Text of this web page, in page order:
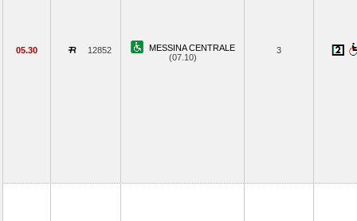
05.30 12852
MESSINA CENTRALE
(07.10)
3